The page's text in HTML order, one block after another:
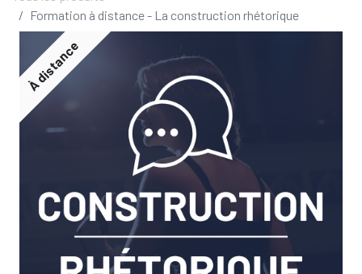
Formation à distance - La construction rhétorique
À distance